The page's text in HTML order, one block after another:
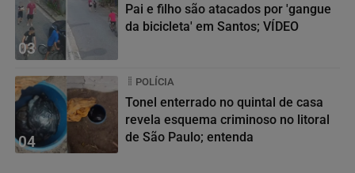
03
Pai e filho são atacados por 'gangue
da bicicleta' em Santos; VÍDEO
04
POLÍCIA
Tonel enterrado no quintal de casa
revela esquema criminoso no litoral
de São Paulo; entenda